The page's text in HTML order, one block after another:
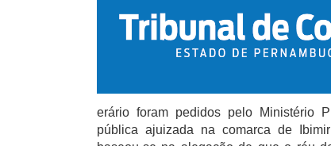
erário foram pedidos pelo Ministério
pública ajuizada na comarca de